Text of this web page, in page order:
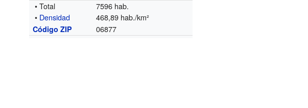
• Total
7596 hab.
• Densidad 468,89 hab./km²
Código ZIP 06877